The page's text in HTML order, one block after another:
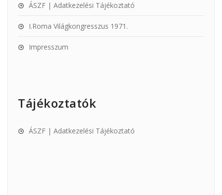
ÁSZF | Adatkezelési Tájékoztató
I.Roma Világkongresszus 1971.
Impresszum
Tájékoztatók
ÁSZF | Adatkezelési Tájékoztató